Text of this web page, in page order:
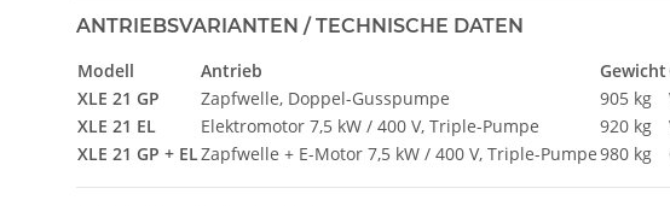
ANTRIEBSVARIANTEN / TECHNISCHE DATEN
Modell
Antrieb Gewicht
XLE 21 GP
Zapfwelle, Doppel-Gusspumpe 905 kg
XLE 21 EL
Elektromotor 7,5 kW / 400 V, Triple-Pumpe 920 kg
XLE 21 GP + ELZapfwelle + E-Motor 7,5 kW / 400 V, Triple-Pumpe980 kg